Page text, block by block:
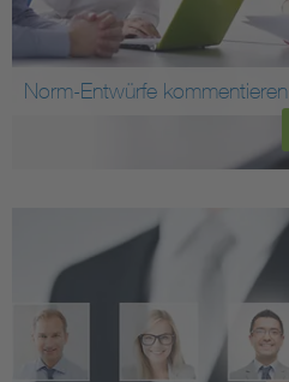
Norm-Entwürfe kommentieren